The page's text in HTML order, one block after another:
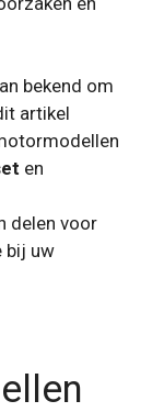
​​bekend om
artikel
en
delen voor
bij uw